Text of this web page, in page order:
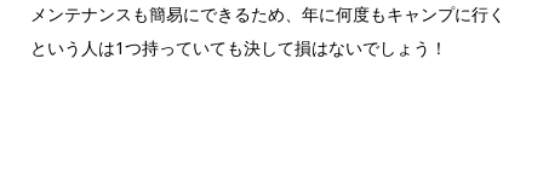
メンテナンスも簡易にできるため、年に何度もキャンプに行く
という人は1つ持っていても決して損はないでしょう！